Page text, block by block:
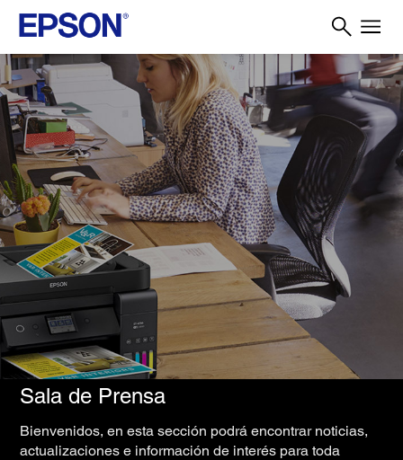
Sala de Prensa
Bienvenidos, en esta sección podrá encontrar noticias,
actualizaciones e información de interés para toda